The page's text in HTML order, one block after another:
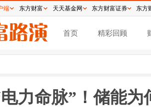
首页 精彩回顾
力命脉”！储能为
端 东方财富 天天基金网 东方财富证券 东方